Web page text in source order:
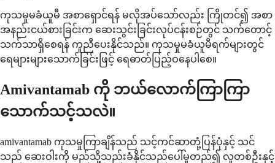
ကုသမှုမခံယူမီ အစာရှောင်ရန် မလိုအပ်သော်လည်း ကြိုတင်၍ အစာ
အနည်းငယ်စားခြင်းက ဆေးသွင်းခြင်းလုပ်ငန်းစဉ်တွင် သက်တောင့်
သက်သာရှိစေရန် ကူညီပေးနိုင်သည်။ ကုသမှုမခံယူမီရက်များတွင်
ရေများများသောက်ခြင်းဖြင့် ရေဓာတ်ပြည့်ဝနေပါစေ။
Amivantamab ကို ဘယ်လောက်ကြာကြာ
သောက်သင့်သလဲ။
amivantamab ကုသမှုကြာချိန်သည် သင့်ကင်ဆာတုံ့ပြန်ပုံနှင့် သင်
သည် ဆေးဝါးကို မည်သို့သည်းခံနိုင်သည်ပေါ်မူတည်၍ လူတစ်ဦးနှင့်